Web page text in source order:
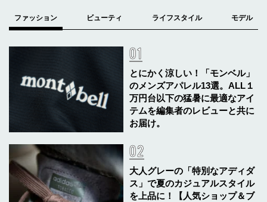
とにかく涼しい！「モンベル」
のメンズアパレル13選。ALL１
万円台以下の猛暑に最適なアイ
テムを編集者のレビューと共に
お届け。
大人グレーの「特別なアディダ
ス」で夏のカジュアルスタイル
を上品に！【人気ショップ＆ブ